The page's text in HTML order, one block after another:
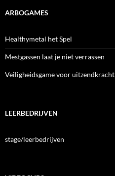
ARBOGAMES
Healthymetal het Spel
Mestgassen laat je niet verrassen
Veiligheidsgame voor uitzendkracht
LEERBEDRIJVEN
stage/leerbedrijven